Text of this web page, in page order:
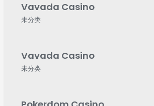
Vavada Casino
未分类
Vavada Casino
未分类